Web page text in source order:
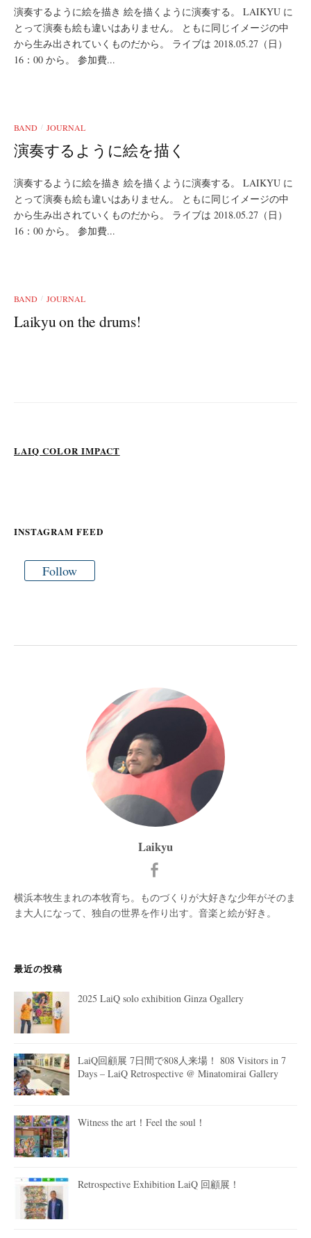
演奏するように絵を描き 絵を描くように演奏する。 LAIKYU に
とって演奏も絵も違いはありません。 ともに同じイメージの中
から生み出されていくものだから。 ライブは 2018.05.27（日）
16：00 から。 参加費...
BAND / JOURNAL
演奏するように絵を描く
演奏するように絵を描き 絵を描くように演奏する。 LAIKYU に
とって演奏も絵も違いはありません。 ともに同じイメージの中
から生み出されていくものだから。 ライブは 2018.05.27（日）
16：00 から。 参加費...
BAND / JOURNAL
Laikyu on the drums!
LAIQ COLOR IMPACT
INSTAGRAM FEED
Follow
Laikyu
横浜本牧生まれの本牧育ち。ものづくりが大好きな少年がそのま
ま大人になって、独自の世界を作り出す。音楽と絵が好き。
最近の投稿
2025 LaiQ solo exhibition Ginza Ogallery
LaiQ回顧展 7日間で808人来場！ 808 Visitors in 7
Days – LaiQ Retrospective @ Minatomirai Gallery
Witness the art！Feel the soul！
Retrospective Exhibition LaiQ 回顧展！